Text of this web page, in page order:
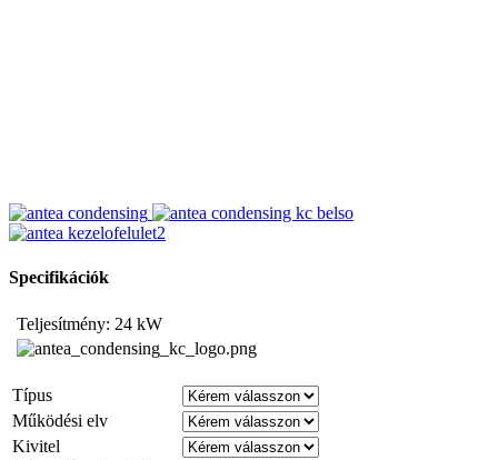
Specifikációk
Teljesítmény: 24 kW
Típus
Működési elv
Kivitel